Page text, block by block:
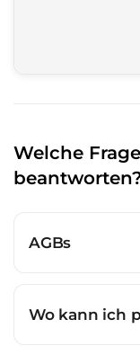
Welche
AGBs
Wo kann ich